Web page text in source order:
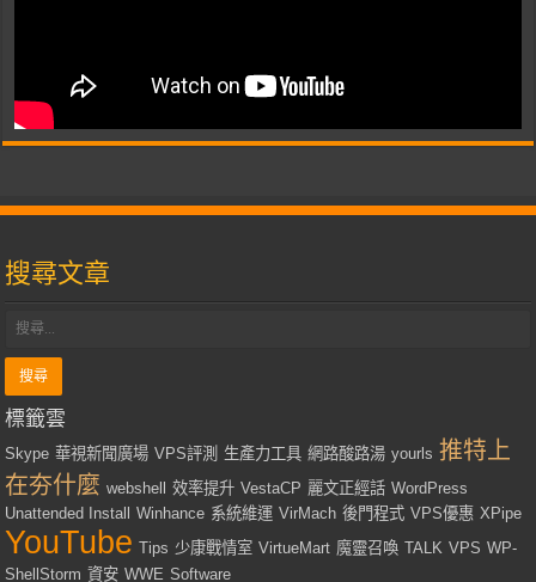
搜尋文章
標籤雲
Skype 華視新聞廣場 VPS評測 生產力工具 網路酸路湯 yourls 推特上
在夯什麼 webshell 效率提升 VestaCP 麗文正經話 WordPress
Unattended Install
Winhance 系統維運 VirMach 後門程式 VPS優惠 XPipe
YouTube Tips 少康戰情室 VirtueMart 魔靈召喚 TALK VPS WP-
ShellStorm 資安 WWE Software